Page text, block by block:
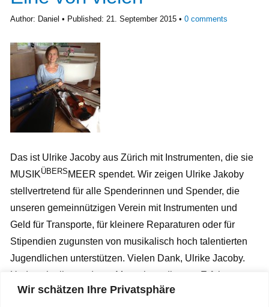
Wir schätzen Ihre Privatsphäre
Author: Daniel Published: 21. September 2015 0 comments
Das ist Ulrike Jacoby aus Zürich mit Instrumenten, die sie
MUSIKÜBERS MEER spendet. Wir zeigen Ulrike Jakoby
stellvertretend für alle Spenderinnen und Spender, die
unseren gemeinnützigen Verein mit Instrumenten und
Geld für Transporte, für kleinere Reparaturen oder für
Stipendien zugunsten von musikalisch hoch talentierten
Jugendlichen unterstützen. Vielen Dank, Ulrike Jacoby.
Und auch allen anderen Menschen, die zum Erfolg von
MUSIKÜBERSMEER beitragen – und damit Kindern und